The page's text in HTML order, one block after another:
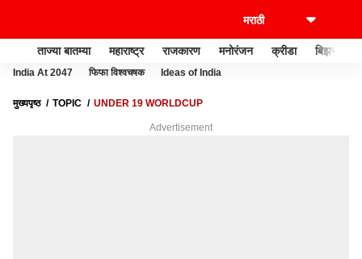
ताज्या बातम्या महाराष्ट्र राजकारण मनोरंजन क्रीडा बिझनेस
India At 2047 फिफा विश्वचषक Ideas of India
मुख्यपृष्ठ TOPIC UNDER 19 WORLDCUP
Advertisement